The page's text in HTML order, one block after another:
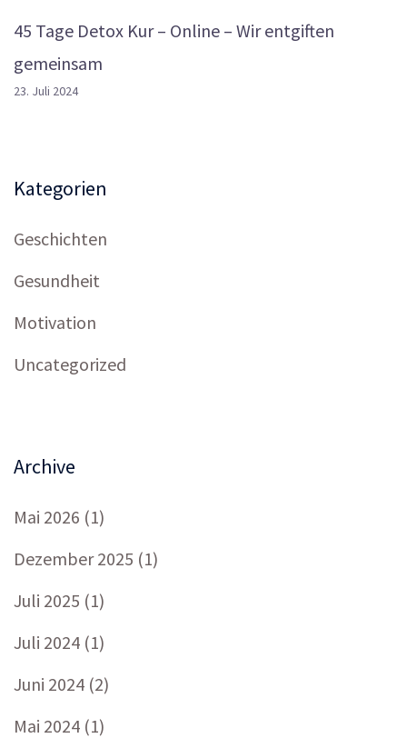
45 Tage Detox Kur – Online – Wir entgiften
gemeinsam
23. Juli 2024
Kategorien
Geschichten
Gesundheit
Motivation
Uncategorized
Archive
Mai 2026 (1)
Dezember 2025 (1)
Juli 2025 (1)
Juli 2024 (1)
Juni 2024 (2)
Mai 2024 (1)